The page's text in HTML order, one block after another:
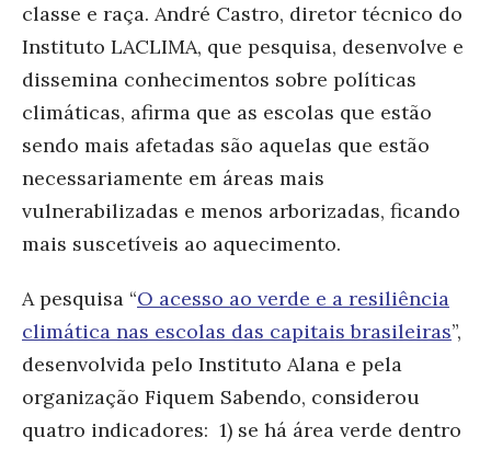
classe e raça. André Castro, diretor técnico do
Instituto LACLIMA, que pesquisa, desenvolve e
dissemina conhecimentos sobre políticas
climáticas, afirma que as escolas que estão
sendo mais afetadas são aquelas que estão
necessariamente em áreas mais
vulnerabilizadas e menos arborizadas, ficando
mais suscetíveis ao aquecimento.
A pesquisa “O acesso ao verde e a resiliência
climática nas escolas das capitais brasileiras”,
desenvolvida pelo Instituto Alana e pela
organização Fiquem Sabendo, considerou
quatro indicadores: 1) se há área verde dentro